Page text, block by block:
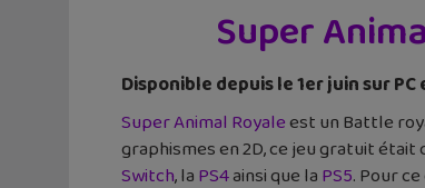
Super
Disponible depuis le 1er juin sur
Super Animal Royaleest un Battle
graphismes en 2D, ce jeu gratuit était
Switch, laPS4ainsi que laPS5. Pour